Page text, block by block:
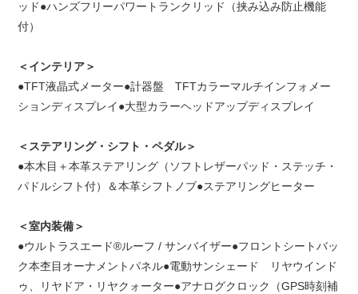
ッド●ハンズフリーパワートランクリッド（挟み込み防止機能
付）
＜インテリア＞
●TFT液晶式メーター●計器盤 TFTカラーマルチインフォメー
ションディスプレイ●大型カラーヘッドアップディスプレイ
＜ステアリング・シフト・ペダル＞
●本木目＋本革ステアリング（ソフトレザーパッド・ステッチ・
パドルシフト付）＆本革シフトノブ●ステアリングヒーター
＜室内装備＞
●ウルトラスエード®ルーフ / サンバイザー●フロントシートバッ
ク本杢目オーナメントパネル●電動サンシェード リヤウインド
ゥ、リヤドア・リヤクォーター●アナログクロック（GPS時刻補